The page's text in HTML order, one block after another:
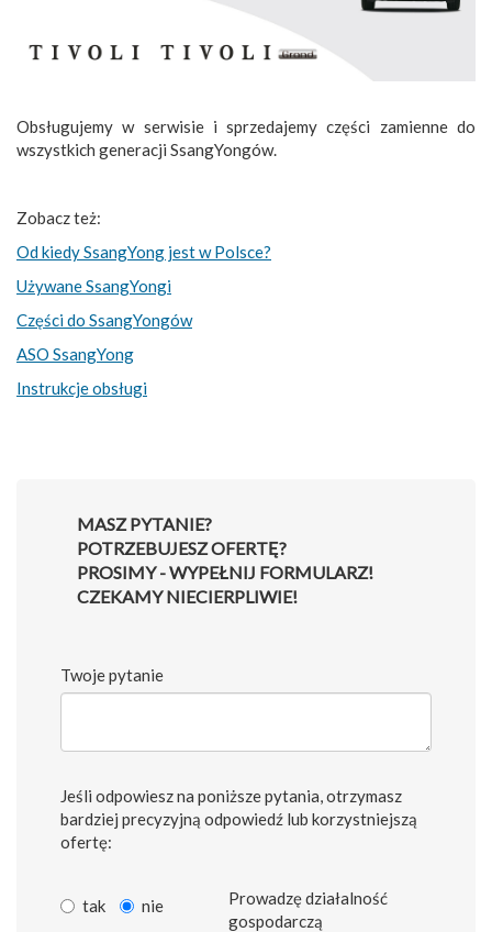
Obsługujemy w serwisie i sprzedajemy części zamienne do
wszystkich generacji SsangYongów.
Zobacz też:
Od kiedy SsangYong jest w Polsce?
Używane SsangYongi
Części do SsangYongów
ASO SsangYong
Instrukcje obsługi
MASZ PYTANIE?
POTRZEBUJESZ OFERTĘ?
PROSIMY - WYPEŁNIJ FORMULARZ!
CZEKAMY NIECIERPLIWIE!
Twoje pytanie
Jeśli odpowiesz na poniższe pytania, otrzymasz
bardziej precyzyjną odpowiedź lub korzystniejszą
ofertę:
tak nie
Prowadzę działalność
gospodarczą